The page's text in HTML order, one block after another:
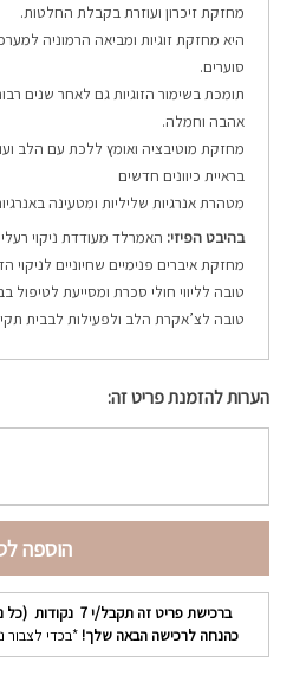
מחזקת זיכרון ועוזרת בקבלת החלטות.
היא מחזקת זוגיות ומביאה הרמוניה
סוערים.
תומכת בשימור הזוגיות גם לאחר שנים
אהבה וחמלה.
מחזקת מוטיבציה ואומץ ללכת עם הלב
בראיית כיוונים חדשים
מטהרת אנרגיות שליליות ומטעינה
בהיבט הפיזי: האמרלד מעודדת ניקוי
מחזקת איברים פנימיים שחיוניים
טובה לליווי חולי סכרת ומסייעת לטיפול
טובה לצ’אקרת הלב ולפעילות לבבית
הערות להזמנת פריט זה:
הוספה
ברכישת פריט זה תקבל/י 7 נקודות (כל
כהנחה לרכישה הבאה שלך! *בכדי